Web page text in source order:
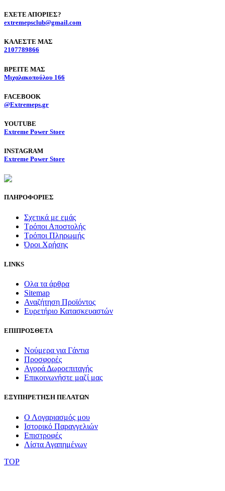
ΕΧΕΤΕ ΑΠΟΡΙΕΣ?
extremepsclub@gmail.com
ΚΑΛΕΣΤΕ ΜΑΣ
2107789866
BΡΕΙΤΕ ΜΑΣ
Μιχαλακοπούλου 166
FACEBOOK
@Extremeps.gr
YOUTUBE
Extreme Power Store
INSTAGRAM
Extreme Power Store
ΠΛΗΡΟΦΟΡΙΕΣ
Σχετικά με εμάς
Τρόποι Αποστολής
Τρόποι Πληρωμής
Όροι Χρήσης
LINKS
Ολα τα άρθρα
Sitemap
Αναζήτηση Προϊόντος
Ευρετήριο Κατασκευαστών
ΕΠΙΠΡΟΣΘΕΤΑ
Νούμερα για Γάντια
Προσφορές
Αγορά Δωροεπιταγής
Επικοινωνήστε μαζί μας
ΕΞΥΠΗΡΕΤΗΣΗ ΠΕΛΑΤΩΝ
Ο Λογαριασμός μου
Ιστορικό Παραγγελιών
Επιστροφές
Λίστα Αγαπημένων
TOP